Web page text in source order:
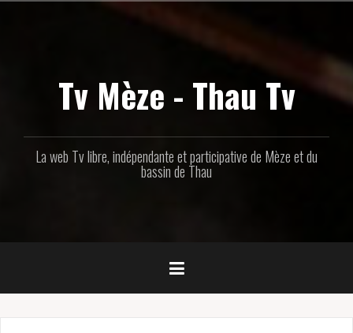
Tv Mèze - Thau Tv
La web Tv libre, indépendante et participative de Mèze et du
bassin de Thau